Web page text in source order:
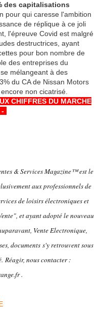
des capitalisations
pour qui caresse l'ambition
de réplique à ce joli
l'épreuve Covid est malgré
destructrices, ayant
pour bon nombre de
des entreprises du
mélangeant à des
du CA de Nissan Motors
non cicatrisé.
CHIFFRES DU MARCHE
--
& Services Magazine™ est le
aux professionnels de
de loisirs électroniques et
et ayant adopté le nouveau
Vente Electronique,
documents s'y retrouvent sous
Réagir, nous contacter :
.